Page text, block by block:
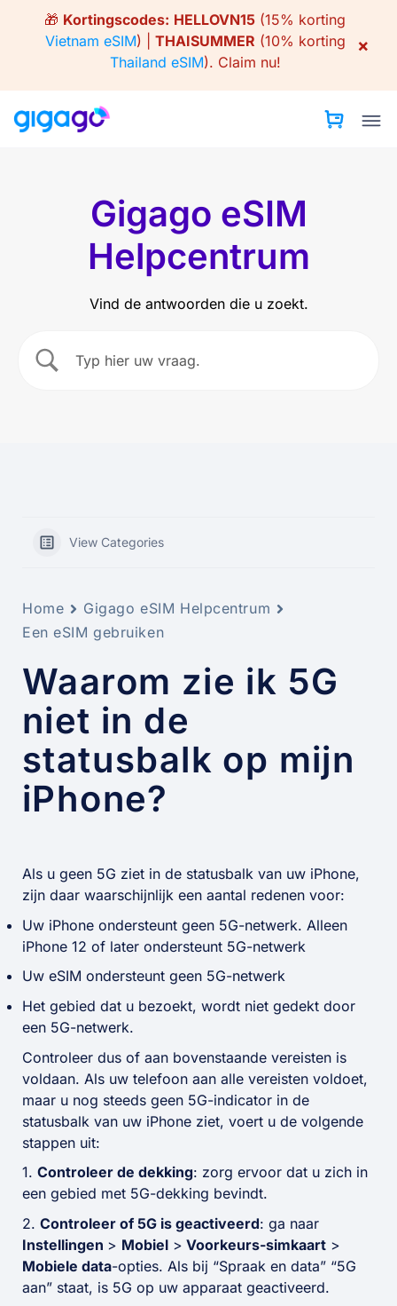
🎁 Kortingscodes: HELLOVN15 (15% korting
Vietnam eSIM) | THAISUMMER (10% korting
Thailand eSIM). Claim nu!
×
Gigago eSIM
Helpcentrum
Vind de antwoorden die u zoekt.
View Categories
Home
Gigago eSIM Helpcentrum
Een eSIM gebruiken
Waarom zie ik 5G
niet in de
statusbalk op mijn
iPhone?
Als u geen 5G ziet in de statusbalk van uw iPhone,
zijn daar waarschijnlijk een aantal redenen voor:
Uw iPhone ondersteunt geen 5G-netwerk. Alleen
iPhone 12 of later ondersteunt 5G-netwerk
Uw eSIM ondersteunt geen 5G-netwerk
Het gebied dat u bezoekt, wordt niet gedekt door
een 5G-netwerk.
Controleer dus of aan bovenstaande vereisten is
voldaan. Als uw telefoon aan alle vereisten voldoet,
maar u nog steeds geen 5G-indicator in de
statusbalk van uw iPhone ziet, voert u de volgende
stappen uit:
1. Controleer de dekking: zorg ervoor dat u zich in
een gebied met 5G-dekking bevindt.
2. Controleer of 5G is geactiveerd: ga naar
Instellingen > Mobiel > Voorkeurs-simkaart >
Mobiele data-opties. Als bij “Spraak en data” “5G
aan” staat, is 5G op uw apparaat geactiveerd.